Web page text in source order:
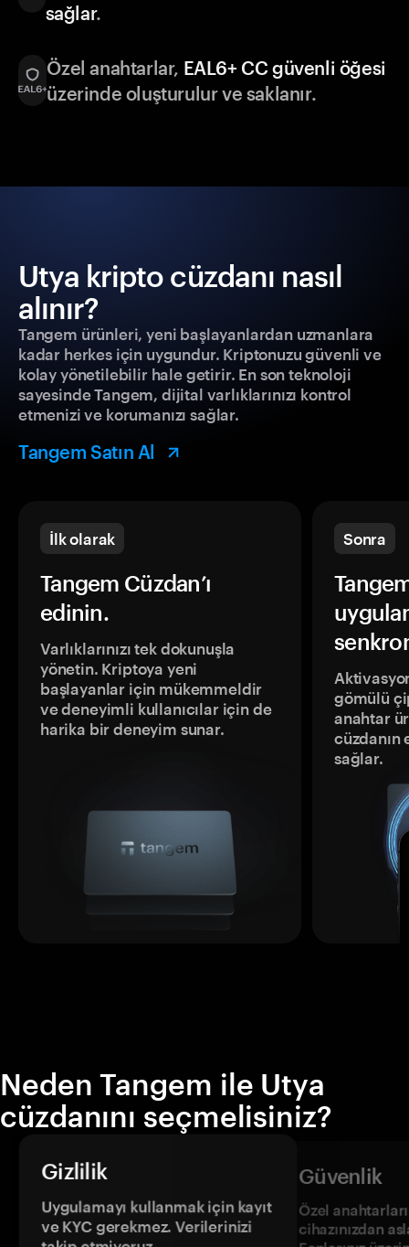
sağlar.
Özel anahtarlar, EAL6+ CC güvenli öğesi
üzerinde oluşturulur ve saklanır.
Utya kripto cüzdanı nasıl
alınır?
Tangem ürünleri, yeni başlayanlardan uzmanlara
kadar herkes için uygundur. Kriptonuzu güvenli ve
kolay yönetilebilir hale getirir. En son teknoloji
sayesinde Tangem, dijital varlıklarınızı kontrol
etmenizi ve korumanızı sağlar.
Tangem Satın Al
İlk olarak
Tangem Cüzdan’ı
edinin.
Varlıklarınızı tek dokunuşla
yönetin. Kriptoya yeni
başlayanlar için mükemmeldir
ve deneyimli kullanıcılar için de
harika bir deneyim sunar.
Sonra
gömülü
anahtar
sağlar.
Neden Tangem ile Utya
cüzdanını seçmelisiniz?
Gizlilik
Uygulamayı kullanmak için kayıt
ve KYC gerekmez. Verilerinizi
Güvenlik
Özel
cihazınızdan